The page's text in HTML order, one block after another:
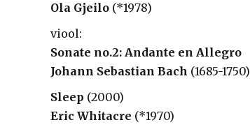
Ola Gjeilo (*1978)
viool:
Sonate no.2: Andante en Allegro
Johann Sebastian Bach (1685-1750)
Sleep (2000)
Eric Whitacre (*1970)